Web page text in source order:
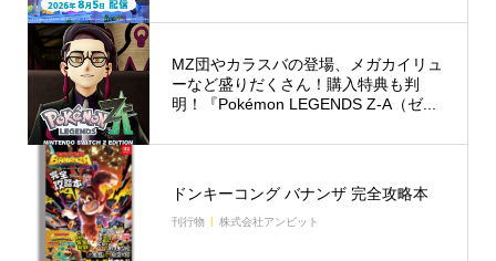
MZ団やカラスバの登場、メガカイリュ
ーなど盛りだくさん！購入特典も判
明！『Pokémon LEGENDS Z-A（ゼ...
ドンキーコング バナンザ 完全攻略本
刊行物 株式会社アンビット